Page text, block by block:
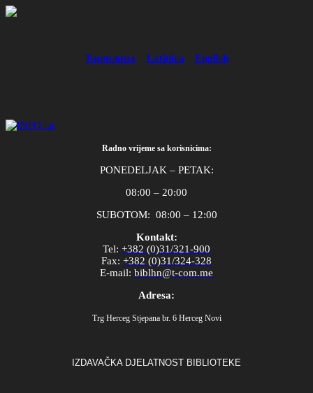
Ћирилица Latinica English
Radno vrijeme sa korisnicima:
PONEDELJAK – PETAK:
08:00 – 20:00
SUBOTOM: 08:00 – 12:00
Kontakt:
Tel: +382 (0)31/321-900
Fax: +382 (0)31/324-328
E-mail: biblhn@t-com.me
Adresa:
Trg Herceg Stjepana br. 6 Herceg Novi
IZDAVAČKA DJELATNOST BIBLIOTEKE